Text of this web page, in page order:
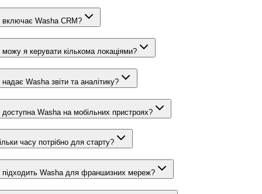
Washa CRM?
я керувати кількома локаціями?
Washa звіти та аналітику?
Washa на мобільних пристроях?
часу потрібно для старту?
Washa для франшизних мереж?